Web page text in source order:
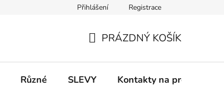
Informace k on-line platbám Odstoupení od
Přihlášení Registrace
KOŠÍK
PRÁZDNÝ KOŠÍK
Různé SLEVY Kontakty na prodejny